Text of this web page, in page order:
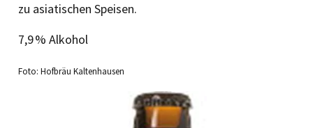
zu asiatischen Speisen.
7,9 % Alkohol
Foto: Hofbräu Kaltenhausen